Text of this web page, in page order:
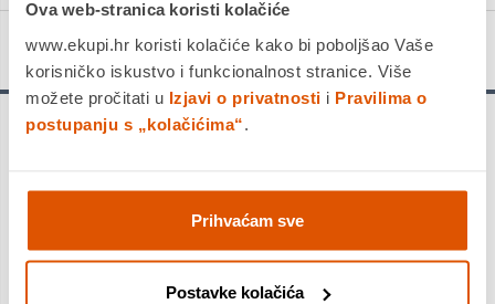
Ova web-stranica koristi kolačiće
www.ekupi.hr koristi kolačiće kako bi poboljšao Vaše
korisničko iskustvo i funkcionalnost stranice. Više
možete pročitati u Izjavi o privatnosti i Pravilima o
postupanju s „kolačićima“
Prihvaćam sve
Postavke kolačića
Detalji proizvoda
Traje do 50 puta dulje od oštrice Bosch T101B u tvrdim
abrazivan da se obične oštrice brzo otupe i više ne
zadovoljavaju zahtjeve na performanse. Listovi EXPERT
'Laminate Clean' izvode čiste rezove zahvaljujući suprotno
usmjerenim zupcima s tehnologijom Carbide Technology, za